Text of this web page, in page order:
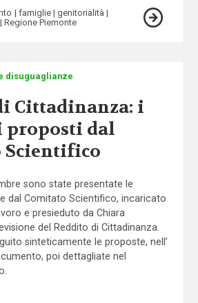
famiglie
genitorialità
Regione Piemonte
disuguaglianze
Cittadinanza: i
dal
Scientifico
sono state presentate le
dal Comitato Scientifico, incaricato
e presieduto da Chiara
del Reddito di Cittadinanza.
sinteticamente le proposte, nell’
poi dettagliate nel
.